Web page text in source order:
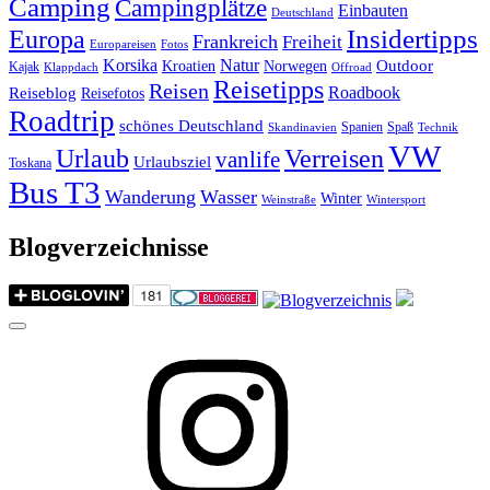
Camping Campingplätze Deutschland Einbauten
Europa Europareisen Fotos Frankreich Freiheit Insidertipps
Kajak Klappdach Korsika Kroatien Natur Norwegen Offroad Outdoor
Reiseblog Reisefotos ReisenReisetipps Roadbook
Roadtrip schönes Deutschland Skandinavien Spanien Spaß Technik
Toskana Urlaub Urlaubsziel vanlifeVerreisenVW
Bus T3 Wanderung Wasser Weinstraße Winter Wintersport
Blogverzeichnisse
Menu